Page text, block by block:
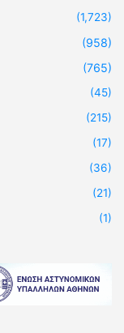
(1,723)
(958)
(765)
(45)
(215)
(17)
(36)
(21)
(1)